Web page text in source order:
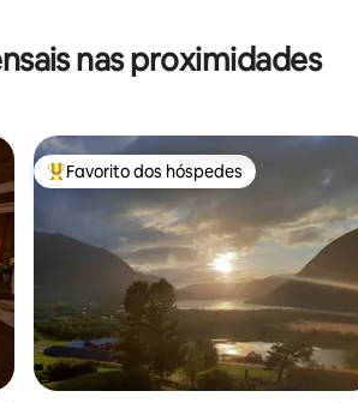
nas proximidades
Favoritos dos hóspedes mais apreciados
Favorito dos hóspedes